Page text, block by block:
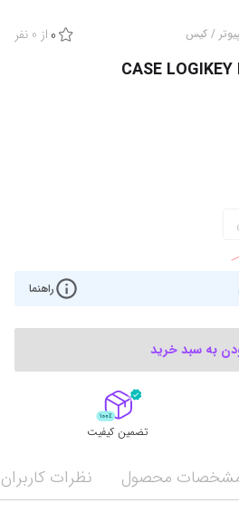
/ کیس 0 از 0 نفر
CASE
راهنما
به سبد خرید
تضمین کیفیت
محصول نظرات کاربران